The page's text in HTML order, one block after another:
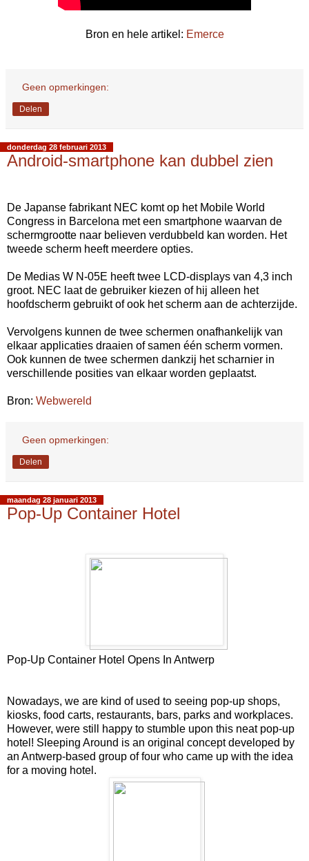
Bron en hele artikel: Emerce
Geen opmerkingen:
Delen
donderdag 28 februari 2013
Android-smartphone kan dubbel zien
De Japanse fabrikant NEC komt op het Mobile World
Congress in Barcelona met een smartphone waarvan de
schermgrootte naar believen verdubbeld kan worden. Het
tweede scherm heeft meerdere opties.
De Medias W N-05E heeft twee LCD-displays van 4,3 inch
groot. NEC laat de gebruiker kiezen of hij alleen het
hoofdscherm gebruikt of ook het scherm aan de achterzijde.
Vervolgens kunnen de twee schermen onafhankelijk van
elkaar applicaties draaien of samen één scherm vormen.
Ook kunnen de twee schermen dankzij het scharnier in
verschillende posities van elkaar worden geplaatst.
Bron: Webwereld
Geen opmerkingen:
Delen
maandag 28 januari 2013
Pop-Up Container Hotel
Pop-Up Container Hotel Opens In Antwerp
Nowadays, we are kind of used to seeing pop-up shops,
kiosks, food carts, restaurants, bars, parks and workplaces.
However, were still happy to stumble upon this neat pop-up
hotel! Sleeping Around is an original concept developed by
an Antwerp-based group of four who came up with the idea
for a moving hotel.